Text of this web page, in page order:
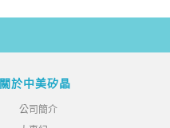
關於中美矽晶
公司簡介